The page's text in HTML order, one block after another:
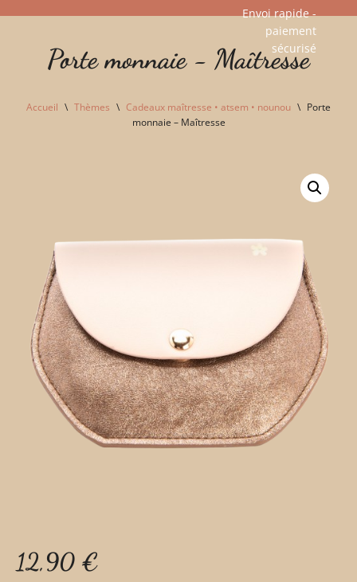
Envoi rapide -
paiement
sécurisé​
Porte monnaie - Maîtresse
Accueil \ Thèmes \ Cadeaux maîtresse • atsem • nounou \ Porte
monnaie – Maîtresse
12,90 €